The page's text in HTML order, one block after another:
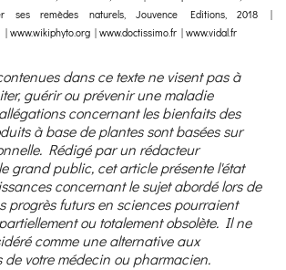
ses remèdes naturels, Jouvence Editions, 2018 |
| www.wikiphyto.org | www.doctissimo.fr | www.vidal.fr
dans ce texte ne visent pas à
guérir ou prévenir une maladie
concernant les bienfaits des
à base de plantes sont basées sur
Rédigé par un rédacteur
grand public, cet article présente l'état
concernant le sujet abordé lors de
progrès futurs en sciences pourraient
ou totalement obsolète. Il ne
comme une alternative aux
de votre médecin ou pharmacien.